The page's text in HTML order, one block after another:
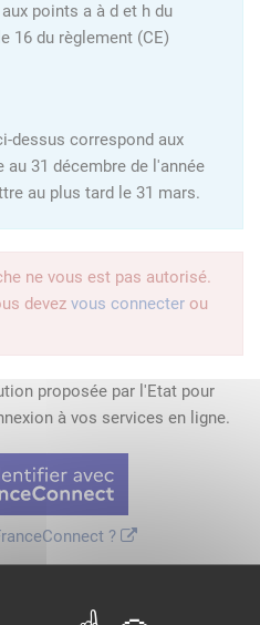
points a à d et h du
16 du règlement (CE)
dessus correspond aux
31 décembre de l'année
au plus tard le 31 mars.
ne vous est pas autorisé.
devez vous connecter ou
proposée par l'Etat pour
à vos services en ligne.
?